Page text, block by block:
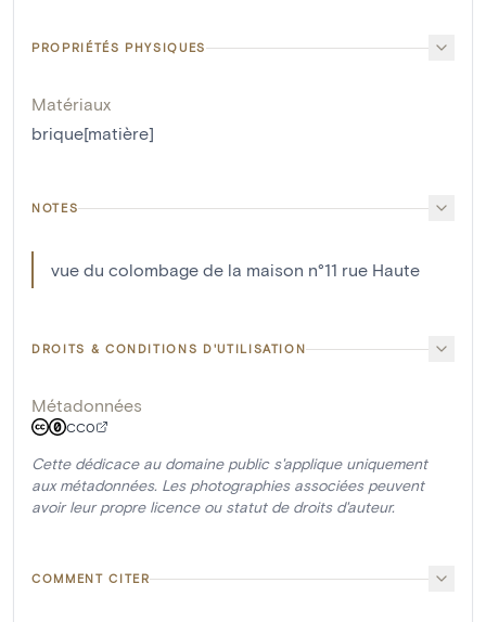
PROPRIÉTÉS PHYSIQUES
Matériaux
brique[matière]
NOTES
vue du colombage de la maison n°11 rue Haute
DROITS & CONDITIONS D'UTILISATION
Métadonnées
CC0
Cette dédicace au domaine public s'applique uniquement
aux métadonnées. Les photographies associées peuvent
avoir leur propre licence ou statut de droits d'auteur.
COMMENT CITER